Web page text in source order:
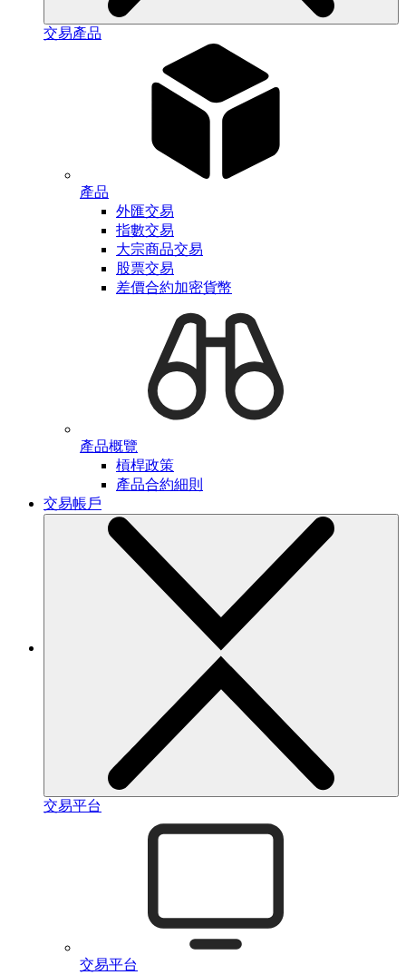
交易產品
產品
外匯交易
指數交易
大宗商品交易
股票交易
差價合約加密貨幣
產品概覽
槓桿政策
產品合約細則
交易帳戶
交易平台
交易平台